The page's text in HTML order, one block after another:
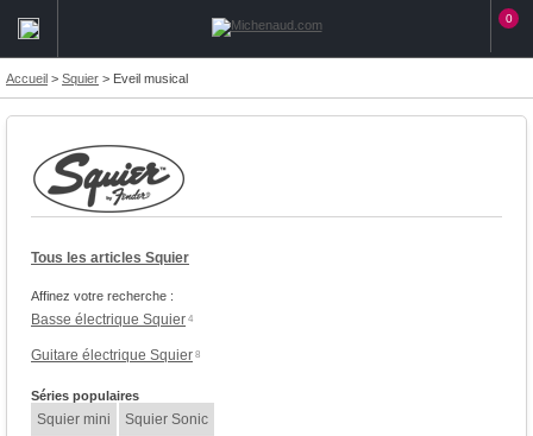
0
Accueil > Squier > Eveil musical
Tous les articles Squier
Affinez votre recherche :
Basse électrique Squier 4
Guitare électrique Squier 8
Séries populaires
Squier mini Squier Sonic